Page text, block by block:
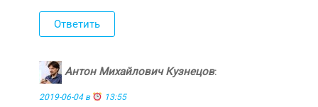
Ответить
Антон Михайлович Кузнецов:
2019-06-04 в 13:55